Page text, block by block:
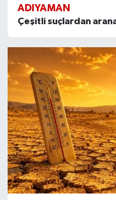
ADIYAMAN
Çeşitli suçlardan